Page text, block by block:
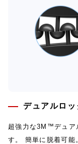
デュアルロッ
超強力な3M™デュア
す。 簡単に脱着可能